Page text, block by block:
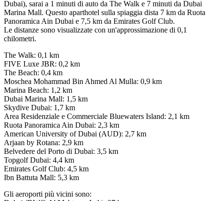
Dubai), sarai a 1 minuti di auto da The Walk e 7 minuti da Dubai
Marina Mall. Questo aparthotel sulla spiaggia dista 7 km da Ruota
Panoramica Ain Dubai e 7,5 km da Emirates Golf Club.
Le distanze sono visualizzate con un'approssimazione di 0,1
chilometri.
The Walk: 0,1 km
FIVE Luxe JBR: 0,2 km
The Beach: 0,4 km
Moschea Mohammad Bin Ahmed Al Mulla: 0,9 km
Marina Beach: 1,2 km
Dubai Marina Mall: 1,5 km
Skydive Dubai: 1,7 km
Area Residenziale e Commerciale Bluewaters Island: 2,1 km
Ruota Panoramica Ain Dubai: 2,3 km
American University of Dubai (AUD): 2,7 km
Arjaan by Rotana: 2,9 km
Belvedere del Porto di Dubai: 3,5 km
Topgolf Dubai: 4,4 km
Emirates Golf Club: 4,5 km
Ibn Battuta Mall: 5,3 km
Gli aeroporti più vicini sono: